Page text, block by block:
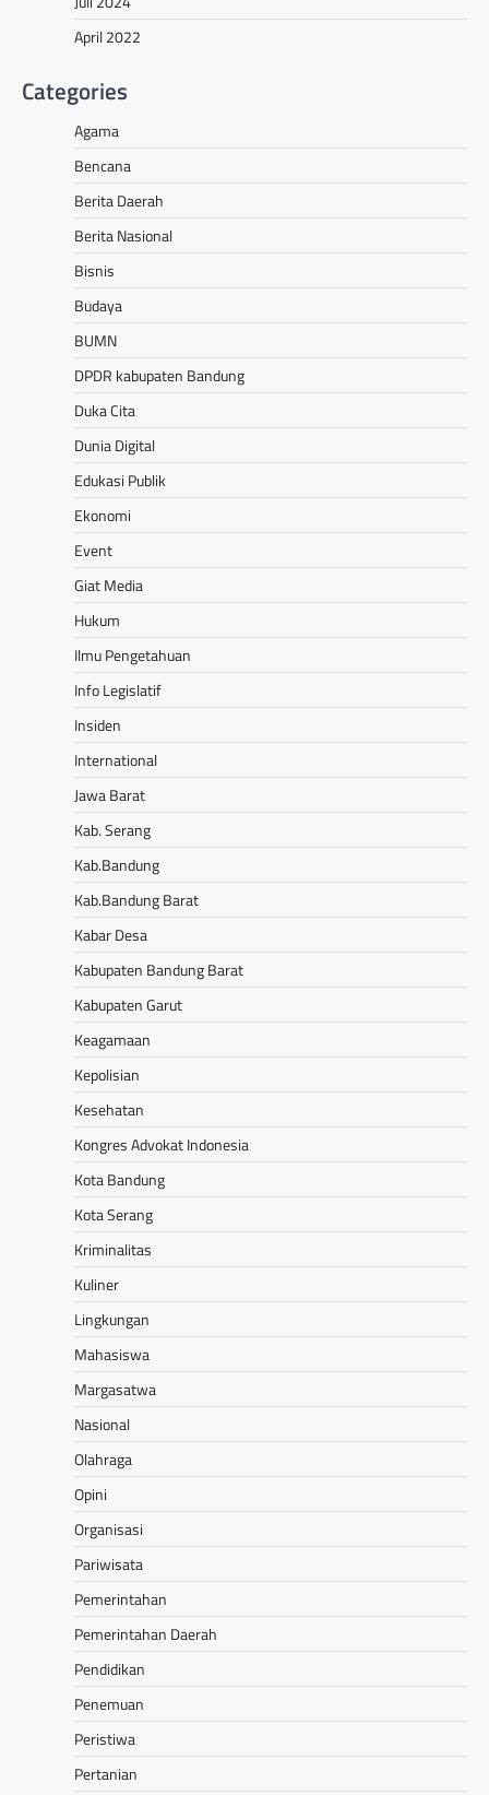
April 2022
Categories
Agama
Bencana
Berita Daerah
Berita Nasional
Bisnis
Budaya
BUMN
DPDR kabupaten Bandung
Duka Cita
Dunia Digital
Edukasi Publik
Ekonomi
Event
Giat Media
Hukum
Ilmu Pengetahuan
Info Legislatif
Insiden
International
Jawa Barat
Kab. Serang
Kab.Bandung
Kab.Bandung Barat
Kabar Desa
Kabupaten Bandung Barat
Kabupaten Garut
Keagamaan
Kepolisian
Kesehatan
Kongres Advokat Indonesia
Kota Bandung
Kota Serang
Kriminalitas
Kuliner
Lingkungan
Mahasiswa
Margasatwa
Nasional
Olahraga
Opini
Organisasi
Pariwisata
Pemerintahan
Pemerintahan Daerah
Pendidikan
Penemuan
Peristiwa
Pertanian